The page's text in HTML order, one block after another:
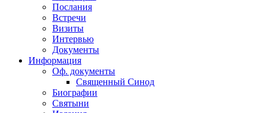
Послания
Встречи
Визиты
Интервью
Документы
Информация
Оф. документы
Священный Синод
Биографии
Святыни